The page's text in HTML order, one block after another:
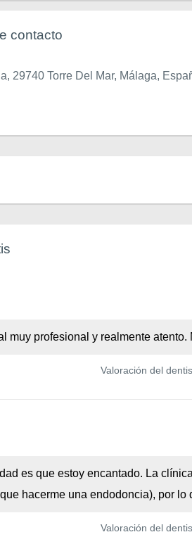
contacto
29740 Torre Del Mar, Málaga,
muy profesional y realmente
Valoración del
es que estoy encantado. La
hacerme una endodoncia), por lo
Valoración del